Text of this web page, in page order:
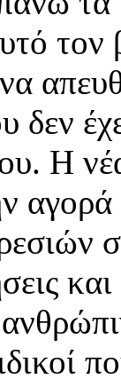
δεν
Η